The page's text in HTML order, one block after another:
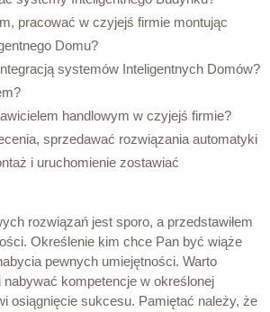
pracować w czyjejś firmie montując
Domu?
systemów Inteligentnych Domów?
handlowym w czyjejś firmie?
sprzedawać rozwiązania automatyki
i uruchomienie zostawiać
rozwiązań jest sporo, a przedstawiłem
Określenie kim chce Pan być wiąże
pewnych umiejętności. Warto
kompetencje w określonej
osiągnięcie sukcesu. Pamiętać należy, że